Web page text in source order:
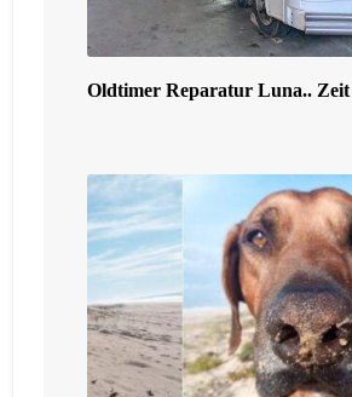
Oldtimer Reparatur Luna.. Zeit